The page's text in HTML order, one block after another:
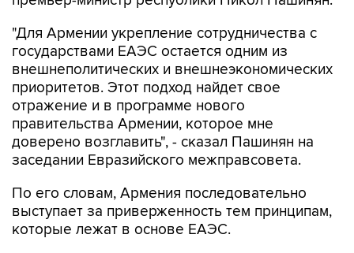
"Для Армении укрепление сотрудничества с
государствами ЕАЭС остается одним из
внешнеполитических и внешнеэкономических
приоритетов. Этот подход найдет свое
отражение и в программе нового
правительства Армении, которое мне
доверено возглавить", - сказал Пашинян на
заседании Евразийского межправсовета.
По его словам, Армения последовательно
выступает за приверженность тем принципам,
которые лежат в основе ЕАЭС.